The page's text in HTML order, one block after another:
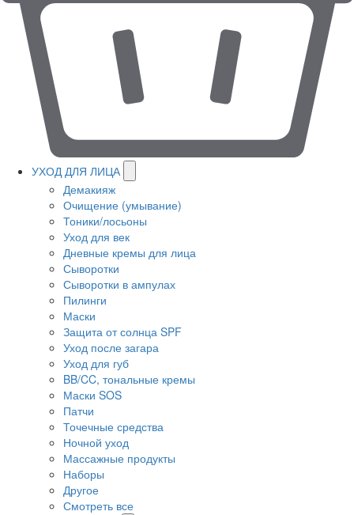
УХОД ДЛЯ ЛИЦА
Демакияж
Очищение (умывание)
Тоники/лосьоны
Уход для век
Дневные кремы для лица
Сыворотки
Сыворотки в ампулах
Пилинги
Маски
Защита от солнца SPF
Уход после загара
Уход для губ
BB/CC, тональные кремы
Маски SOS
Патчи
Точечные средства
Ночной уход
Массажные продукты
Наборы
Другое
Смотреть все